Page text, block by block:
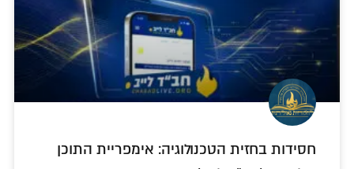
חסידות בחזית הטכנולוגיה: אימפריית התוכן